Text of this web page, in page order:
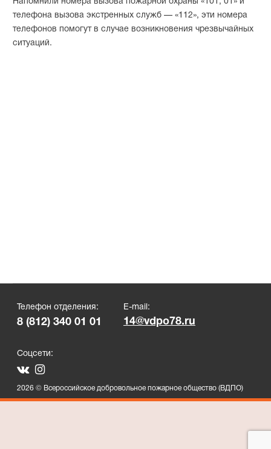
телефона вызова экстренных служб — «112», эти номера
телефонов помогут в случае возникновения чрезвычайных
ситуаций.
2026 © Всероссийское добровольное пожарное общество (ВДПО)
Телефон отделения:
8 (812) 340 01 01
E-mail:
14@vdpo78.ru
Соцсети: